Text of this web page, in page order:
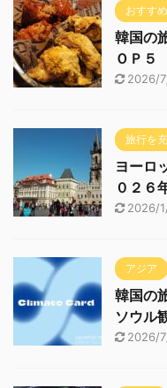
おすす
韓国の
ＯＰ５
2026/
旅行を
ヨーロ
０２６
2026/
アジア
韓国の
ソウル
2026/